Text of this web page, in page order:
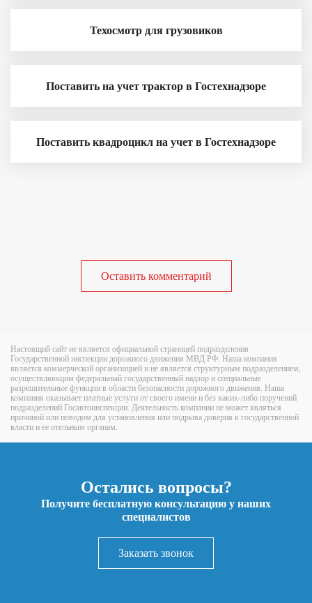
Техосмотр для грузовиков
Поставить на учет трактор в Гостехнадзоре
Поставить квадроцикл на учет в Гостехнадзоре
Оставить комментарий
Настоящий сайт не является официальной страницей подразделения
Государственной инспекции дорожного движения МВД РФ. Наша компания
является коммерческой организацией и не является структурным подразделением,
осуществляющим федеральный государственный надзор и специальные
разрешительные функции в области безопасности дорожного движения. Наша
компания оказывает платные услуги от своего имени и без каких-либо поручений
подразделений Госавтоинспекции. Деятельность компании не может являться
причиной или поводом для установления или подрыва доверия к государственной
власти и ее отельным органам.
Остались вопросы?
Получите бесплатную консультацию у наших
специалистов
Заказать звонок